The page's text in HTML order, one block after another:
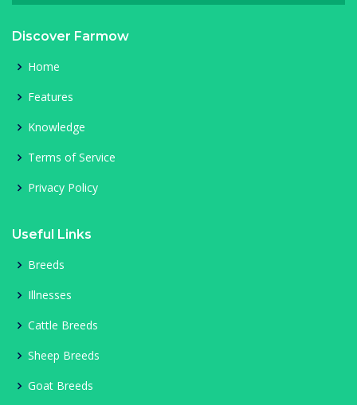
Discover Farmow
Home
Features
Knowledge
Terms of Service
Privacy Policy
Useful Links
Breeds
Illnesses
Cattle Breeds
Sheep Breeds
Goat Breeds